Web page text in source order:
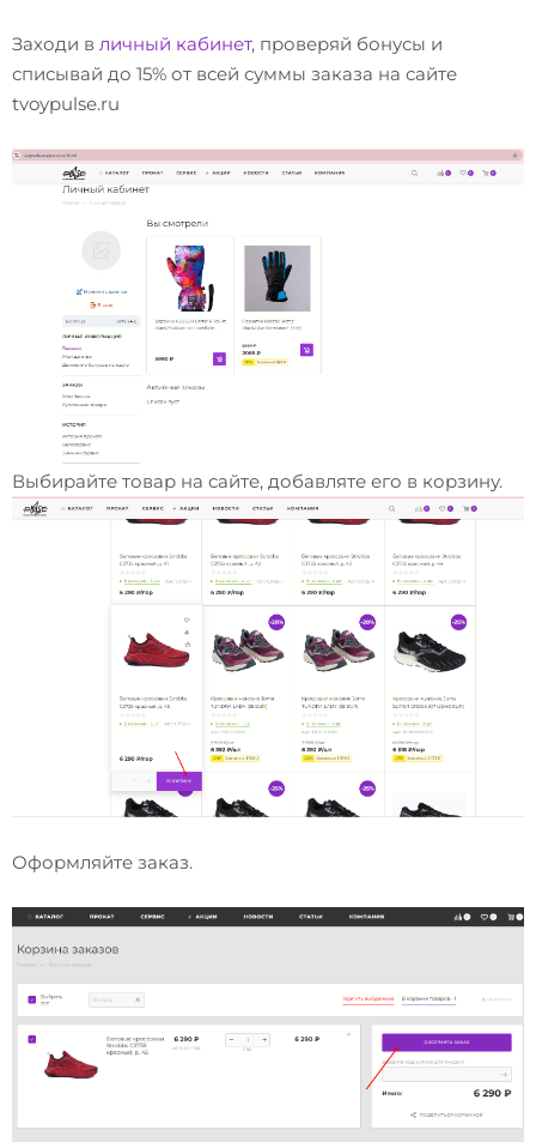
Заходи в личный кабинет, проверяй бонусы и
списывай до 15% от всей суммы заказа на сайте
tvoypulse.ru
Выбирайте товар на сайте, добавляте его в корзину.
Оформляйте заказ.